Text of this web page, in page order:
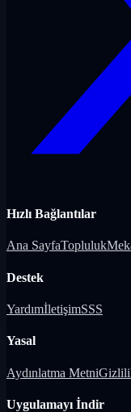
Hızlı Bağlantılar
Ana SayfaTopluluk
Destek
YardımİletişimSSS
Yasal
Aydınlatma Metni
Uygulamayı İndir